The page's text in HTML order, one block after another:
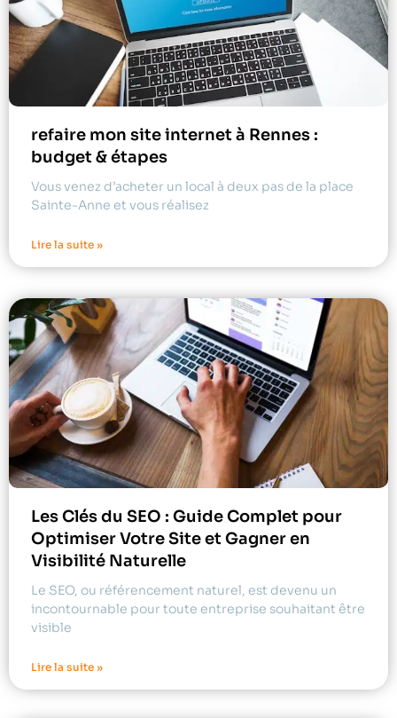
refaire mon site internet à Rennes :
budget & étapes
Vous venez d’acheter un local à deux pas de la place
Sainte-Anne et vous réalisez
Lire la suite »
Les Clés du SEO : Guide Complet pour
Optimiser Votre Site et Gagner en
Visibilité Naturelle
Le SEO, ou référencement naturel, est devenu un
incontournable pour toute entreprise souhaitant être
visible
Lire la suite »